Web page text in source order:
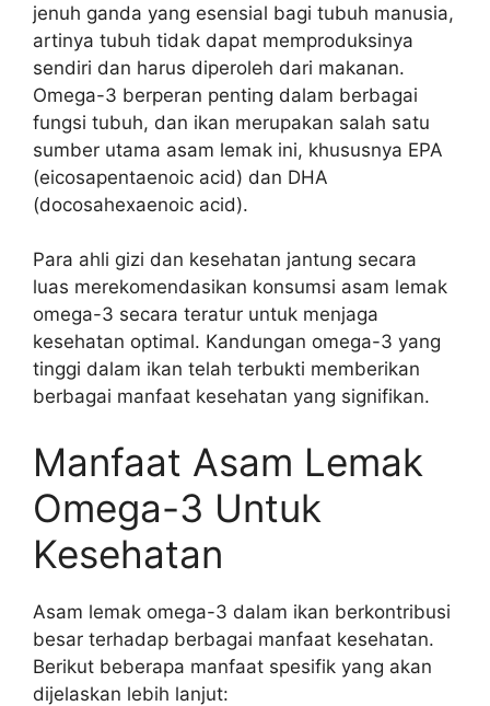
jenuh ganda yang esensial bagi tubuh manusia,
artinya tubuh tidak dapat memproduksinya
sendiri dan harus diperoleh dari makanan.
Omega-3 berperan penting dalam berbagai
fungsi tubuh, dan ikan merupakan salah satu
sumber utama asam lemak ini, khususnya EPA
(eicosapentaenoic acid) dan DHA
(docosahexaenoic acid).
Para ahli gizi dan kesehatan jantung secara
luas merekomendasikan konsumsi asam lemak
omega-3 secara teratur untuk menjaga
kesehatan optimal. Kandungan omega-3 yang
tinggi dalam ikan telah terbukti memberikan
berbagai manfaat kesehatan yang signifikan.
Manfaat Asam Lemak
Omega-3 Untuk
Kesehatan
Asam lemak omega-3 dalam ikan berkontribusi
besar terhadap berbagai manfaat kesehatan.
Berikut beberapa manfaat spesifik yang akan
dijelaskan lebih lanjut: